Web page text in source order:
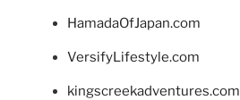
HamadaOfJapan.com
VersifyLifestyle.com
kingscreekadventures.com